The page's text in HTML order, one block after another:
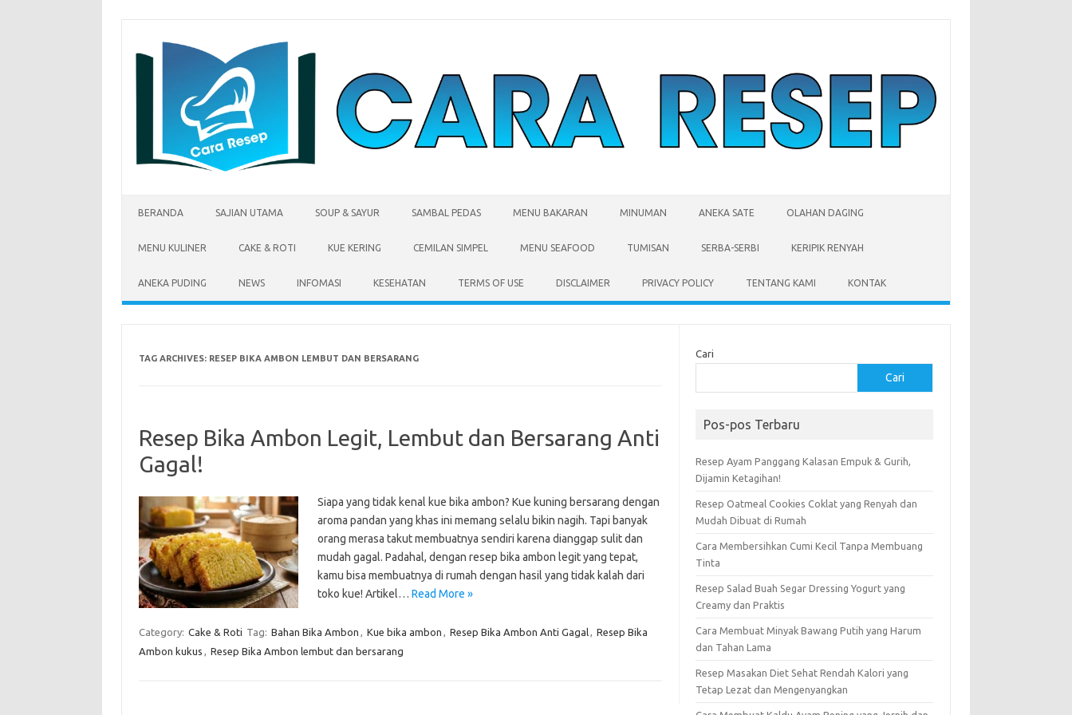
BERANDA SAJIAN UTAMA SOUP & SAYUR SAMBAL PEDAS MENU BAKARAN MINUMAN ANEKA SATE OLAHAN DAGING
MENU KULINER CAKE & ROTI KUE KERING CEMILAN SIMPEL MENU SEAFOOD TUMISAN SERBA-SERBI KERIPIK RENYAH
ANEKA PUDING NEWS INFOMASI KESEHATAN TERMS OF USE DISCLAIMER PRIVACY POLICY TENTANG KAMI KONTAK
TAG ARCHIVES: RESEP BIKA AMBON LEMBUT DAN BERSARANG
Resep Bika Ambon Legit, Lembut dan Bersarang Anti
Gagal!
Siapa yang tidak kenal kue bika ambon? Kue kuning bersarang dengan
aroma pandan yang khas ini memang selalu bikin nagih. Tapi banyak
orang merasa takut membuatnya sendiri karena dianggap sulit dan
mudah gagal. Padahal, dengan resep bika ambon legit yang tepat,
kamu bisa membuatnya di rumah dengan hasil yang tidak kalah dari
toko kue! Artikel… Read More »
Category: Cake & Roti Tag: Bahan Bika Ambon Kue bika ambon Resep Bika Ambon Anti Gagal
Resep Bika
Ambon kukus
Resep Bika Ambon lembut dan bersarang
Cari
Cari
Pos-pos Terbaru
Resep Ayam Panggang Kalasan Empuk & Gurih,
Dijamin Ketagihan!
Resep Oatmeal Cookies Coklat yang Renyah dan
Mudah Dibuat di Rumah
Cara Membersihkan Cumi Kecil Tanpa Membuang
Tinta
Resep Salad Buah Segar Dressing Yogurt yang
Creamy dan Praktis
Cara Membuat Minyak Bawang Putih yang Harum
dan Tahan Lama
Resep Masakan Diet Sehat Rendah Kalori yang
Tetap Lezat dan Mengenyangkan